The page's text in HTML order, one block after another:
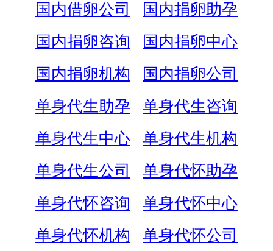
国内借卵公司
国内捐卵助孕
国内捐卵咨询
国内捐卵中心
国内捐卵机构
国内捐卵公司
单身代生助孕
单身代生咨询
单身代生中心
单身代生机构
单身代生公司
单身代怀助孕
单身代怀咨询
单身代怀中心
单身代怀机构
单身代怀公司